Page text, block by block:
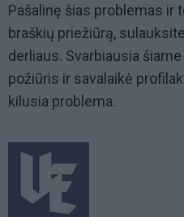
Pašalinę šias problemas ir
braškių priežiūrą,
derliaus. Svarbiausia
požiūris ir savalaikė
kilusia problema.